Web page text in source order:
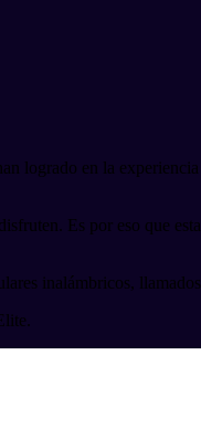
logrado en la
Es por eso que
inalámbricos,